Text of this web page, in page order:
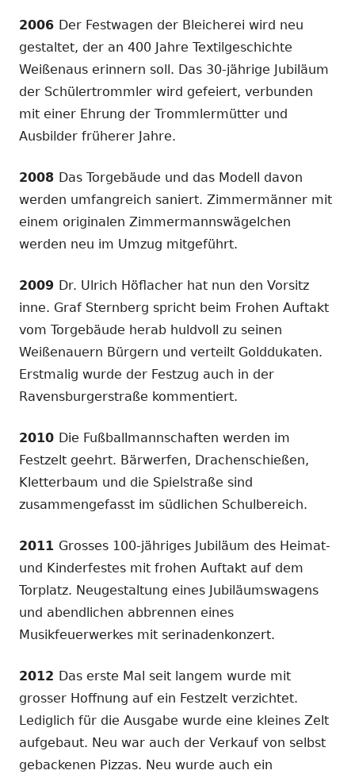
2006 Der Festwagen der Bleicherei wird neu
gestaltet, der an 400 Jahre Textilgeschichte
Weißenaus erinnern soll. Das 30-jährige Jubiläum
der Schülertrommler wird gefeiert, verbunden
mit einer Ehrung der Trommlermütter und
Ausbilder früherer Jahre.
2008 Das Torgebäude und das Modell davon
werden umfangreich saniert. Zimmermänner mit
einem originalen Zimmermannswägelchen
werden neu im Umzug mitgeführt.
2009 Dr. Ulrich Höflacher hat nun den Vorsitz
inne. Graf Sternberg spricht beim Frohen Auftakt
vom Torgebäude herab huldvoll zu seinen
Weißenauern Bürgern und verteilt Golddukaten.
Erstmalig wurde der Festzug auch in der
Ravensburgerstraße kommentiert.
2010 Die Fußballmannschaften werden im
Festzelt geehrt. Bärwerfen, Drachenschießen,
Kletterbaum und die Spielstraße sind
zusammengefasst im südlichen Schulbereich.
2011 Grosses 100-jähriges Jubiläum des Heimat-
und Kinderfestes mit frohen Auftakt auf dem
Torplatz. Neugestaltung eines Jubiläumswagens
und abendlichen abbrennen eines
Musikfeuerwerkes mit serinadenkonzert.
2012 Das erste Mal seit langem wurde mit
grosser Hoffnung auf ein Festzelt verzichtet.
Lediglich für die Ausgabe wurde eine kleines Zelt
aufgebaut. Neu war auch der Verkauf von selbst
gebackenen Pizzas. Neu wurde auch ein